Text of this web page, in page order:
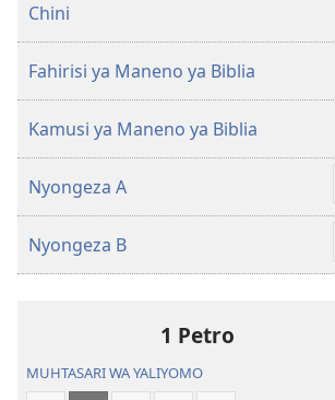
Chini
Fahirisi ya Maneno ya Biblia
Kamusi ya Maneno ya Biblia
Nyongeza A
Nyongeza B
1 Petro
MUHTASARI WA YALIYOMO